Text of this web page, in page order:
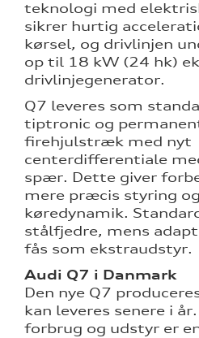
teknologi med
sikrer hurtig
kørsel, og drivlinjen
op til 18 kW (24 hk)
drivlinjegenerator.
Q7 leveres som
tiptronic og
firehjulstræk med nyt
centerdifferentiale
spær. Dette giver
mere præcis styring
køredynamik.
stålfjedre, mens
fås som ekstraudstyr.
Audi Q7 i Danmark
Den nye Q7
kan leveres senere i
forbrug og udstyr er